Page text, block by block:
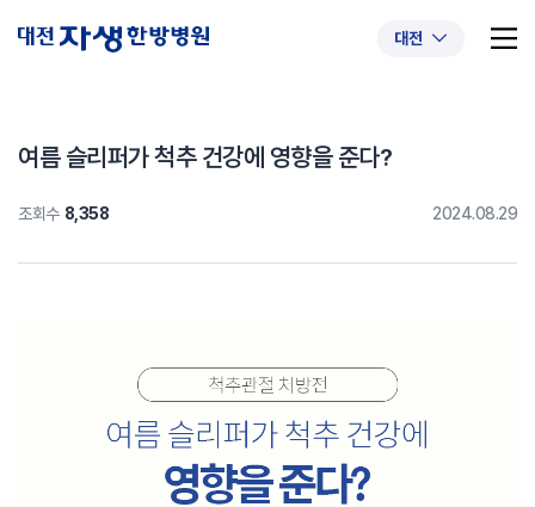
대전
추천 검색어
#교통사고후유증 #허리디스크 #목디스크
여름 슬리퍼가 척추 건강에 영향을 준다?
조회수 8,358 2024.08.29